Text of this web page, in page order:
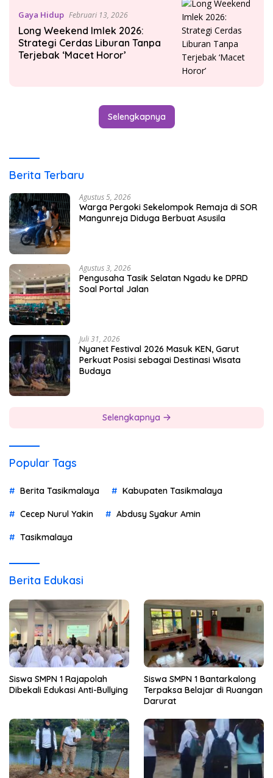
Gaya Hidup Februari 13, 2026
Long Weekend Imlek 2026:
Strategi Cerdas Liburan Tanpa
Terjebak ‘Macet Horor’
Selengkapnya
Berita Terbaru
Agustus 5, 2026
Warga Pergoki Sekelompok Remaja di SOR
Mangunreja Diduga Berbuat Asusila
Agustus 3, 2026
Pengusaha Tasik Selatan Ngadu ke DPRD
Soal Portal Jalan
Juli 31, 2026
Nyanet Festival 2026 Masuk KEN, Garut
Perkuat Posisi sebagai Destinasi Wisata
Budaya
Selengkapnya
Popular Tags
Berita Tasikmalaya Kabupaten Tasikmalaya
Cecep Nurul Yakin Abdusy Syakur Amin
Tasikmalaya
Berita Edukasi
Siswa SMPN 1 Rajapolah
Dibekali Edukasi Anti-Bullying
Siswa SMPN 1 Bantarkalong
Terpaksa Belajar di Ruangan
Darurat